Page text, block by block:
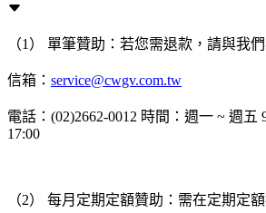
（1） 單筆贊助：若您需退款，請與我
信箱： service@cwgv.com.tw
電話：(02)2662-0012 時間：週一 ~ 週五
17:00
（2） 每月定期定額贊助：需在定期定